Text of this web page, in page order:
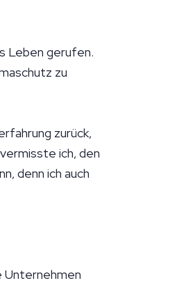
Leben gerufen.
zu
zurück,
ich, den
denn ich auch
Unternehmen